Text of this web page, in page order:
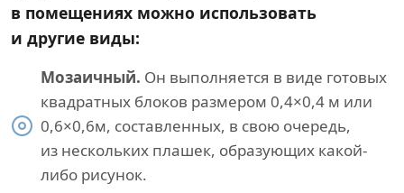
в помещениях можно использовать
и другие виды:
Мозаичный. Он выполняется в виде готовых
квадратных блоков размером 0,4×0,4 м или
0,6×0,6м, составленных, в свою очередь,
из нескольких плашек, образующих какой-
либо рисунок.